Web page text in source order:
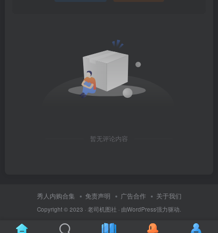
暂无评论内容
秀人内购合集 免责声明 广告合作 关于我们
Copyright © 2023 · 老司机图社 · 由WordPress强力驱动.